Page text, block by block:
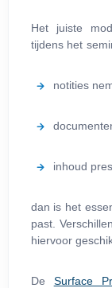
Het juiste
tijdens het
notities
inhoud
dan is het
past.
hiervoor
De Surface